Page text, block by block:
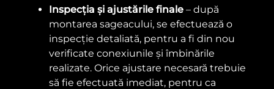
Inspecția și ajustările finale – după
montarea sageacului, se efectuează o
inspecție detaliată, pentru a fi din nou
verificate conexiunile și îmbinările
realizate. Orice ajustare necesară trebuie
să fie efectuată imediat, pentru ca